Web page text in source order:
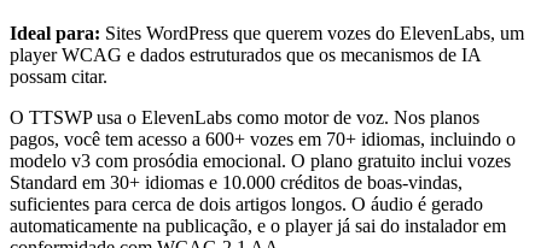
Ideal para: Sites WordPress que querem vozes do ElevenLabs, um
player WCAG e dados estruturados que os mecanismos de IA
possam citar.
O TTSWP usa o ElevenLabs como motor de voz. Nos planos
pagos, você tem acesso a 600+ vozes em 70+ idiomas, incluindo o
modelo v3 com prosódia emocional. O plano gratuito inclui vozes
Standard em 30+ idiomas e 10.000 créditos de boas-vindas,
suficientes para cerca de dois artigos longos. O áudio é gerado
automaticamente na publicação, e o player já sai do instalador em